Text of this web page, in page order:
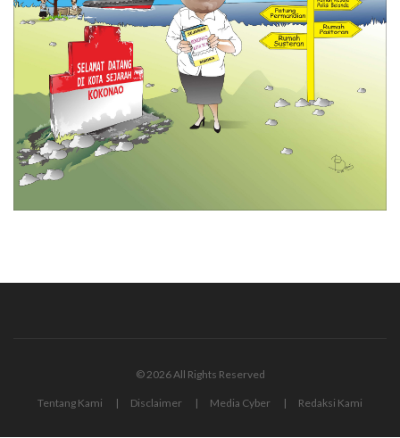
© 2026 All Rights Reserved
Tentang Kami Disclaimer Media Cyber Redaksi Kami